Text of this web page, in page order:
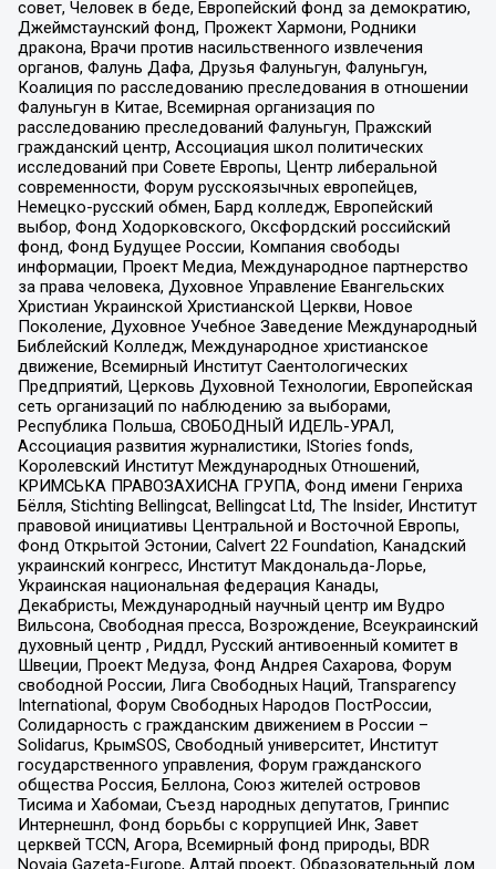
совет, Человек в беде, Европейский фонд за демократию,
Джеймстаунский фонд, Прожект Хармони, Родники
дракона, Врачи против насильственного извлечения
органов, Фалунь Дафа, Друзья Фалуньгун, Фалуньгун,
Коалиция по расследованию преследования в отношении
Фалуньгун в Китае, Всемирная организация по
расследованию преследований Фалуньгун, Пражский
гражданский центр, Ассоциация школ политических
исследований при Совете Европы, Центр либеральной
современности, Форум русскоязычных европейцев,
Немецко-русский обмен, Бард колледж, Европейский
выбор, Фонд Ходорковского, Оксфордский российский
фонд, Фонд Будущее России, Компания свободы
информации, Проект Медиа, Международное партнерство
за права человека, Духовное Управление Евангельских
Христиан Украинской Христианской Церкви, Новое
Поколение, Духовное Учебное Заведение Международный
Библейский Колледж, Международное христианское
движение, Всемирный Институт Саентологических
Предприятий, Церковь Духовной Технологии, Европейская
сеть организаций по наблюдению за выборами,
Республика Польша, СВОБОДНЫЙ ИДЕЛЬ-УРАЛ,
Ассоциация развития журналистики, IStories fonds,
Королевский Институт Международных Отношений,
КРИМСЬКА ПРАВОЗАХИСНА ГРУПА, Фонд имени Генриха
Бёлля, Stichting Bellingcat, Bellingcat Ltd, The Insider, Институт
правовой инициативы Центральной и Восточной Европы,
Фонд Открытой Эстонии, Calvert 22 Foundation, Канадский
украинский конгресс, Институт Макдональда-Лорье,
Украинская национальная федерация Канады,
Декабристы, Международный научный центр им Вудро
Вильсона, Свободная пресса, Возрождение, Всеукраинский
духовный центр , Риддл, Русский антивоенный комитет в
Швеции, Проект Медуза, Фонд Андрея Сахарова, Форум
свободной России, Лига Свободных Наций, Transparеncy
International, Форум Свободных Народов ПостРоссии,
Солидарность с гражданским движением в России –
Solidarus, КрымSOS, Свободный университет, Институт
государственного управления, Форум гражданского
общества Россия, Беллона, Союз жителей островов
Тисима и Хабомаи, Съезд народных депутатов, Гринпис
Интернешнл, Фонд борьбы с коррупцией Инк, Завет
церквей TCCN, Агора, Всемирный фонд природы, BDR
Novaja Gazeta-Europe, Алтай проект, Образовательный дом